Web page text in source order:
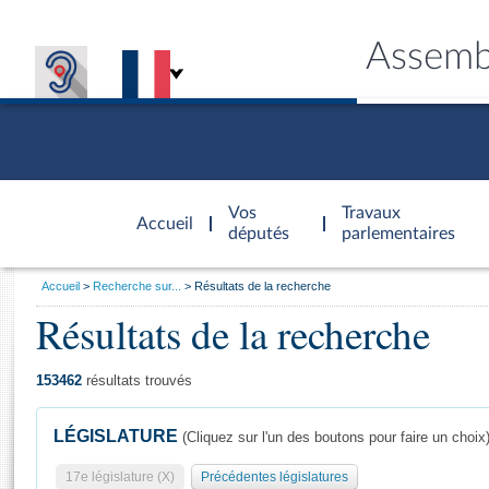
Accueil
d'accueil
Vos
députés
Travaux
parlementaires
Général
Vous
Accueil Recherche sur... Résultats de la recherche
Résultats de la recherche
153462 résultats trouvés
LÉGISLATURE (Cliquez sur l'un des boutons pour faire un choix)
17e législature (X) Précédentes législatures